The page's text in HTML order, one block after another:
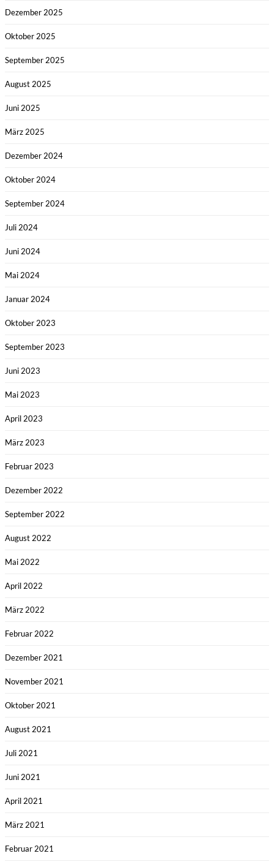
Dezember 2025
Oktober 2025
September 2025
August 2025
Juni 2025
März 2025
Dezember 2024
Oktober 2024
September 2024
Juli 2024
Juni 2024
Mai 2024
Januar 2024
Oktober 2023
September 2023
Juni 2023
Mai 2023
April 2023
März 2023
Februar 2023
Dezember 2022
September 2022
August 2022
Mai 2022
April 2022
März 2022
Februar 2022
Dezember 2021
November 2021
Oktober 2021
August 2021
Juli 2021
Juni 2021
April 2021
März 2021
Februar 2021